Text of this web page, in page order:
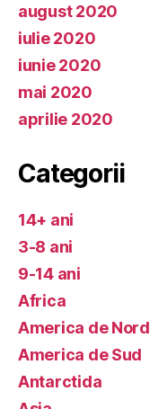
august 2020
iulie 2020
iunie 2020
mai 2020
aprilie 2020
Categorii
14+ ani
3-8 ani
9-14 ani
Africa
America de Nord
America de Sud
Antarctida